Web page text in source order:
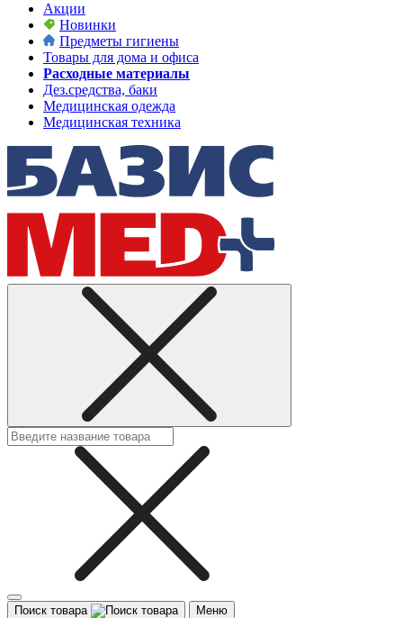
Акции
Новинки
Предметы гигиены
Товары для дома и офиса
Расходные материалы
Дез.средства, баки
Медицинская одежда
Медицинская техника
Поиск товара Меню